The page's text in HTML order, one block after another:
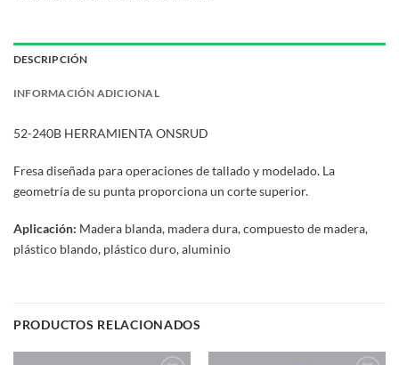
DESCRIPCIÓN
INFORMACIÓN ADICIONAL
52-240B HERRAMIENTA ONSRUD
Fresa diseñada para operaciones de tallado y modelado. La
geometría de su punta proporciona un corte superior.
Aplicación: Madera blanda, madera dura, compuesto de madera,
plástico blando, plástico duro, aluminio
PRODUCTOS RELACIONADOS